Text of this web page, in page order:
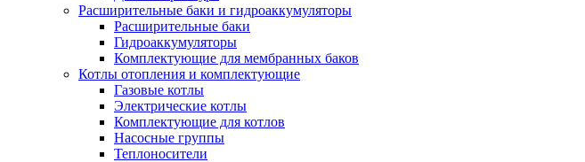
Расширительные баки и гидроаккумуляторы
Расширительные баки
Гидроаккумуляторы
Комплектующие для мембранных баков
Котлы отопления и комплектующие
Газовые котлы
Электрические котлы
Комплектующие для котлов
Насосные группы
Теплоносители